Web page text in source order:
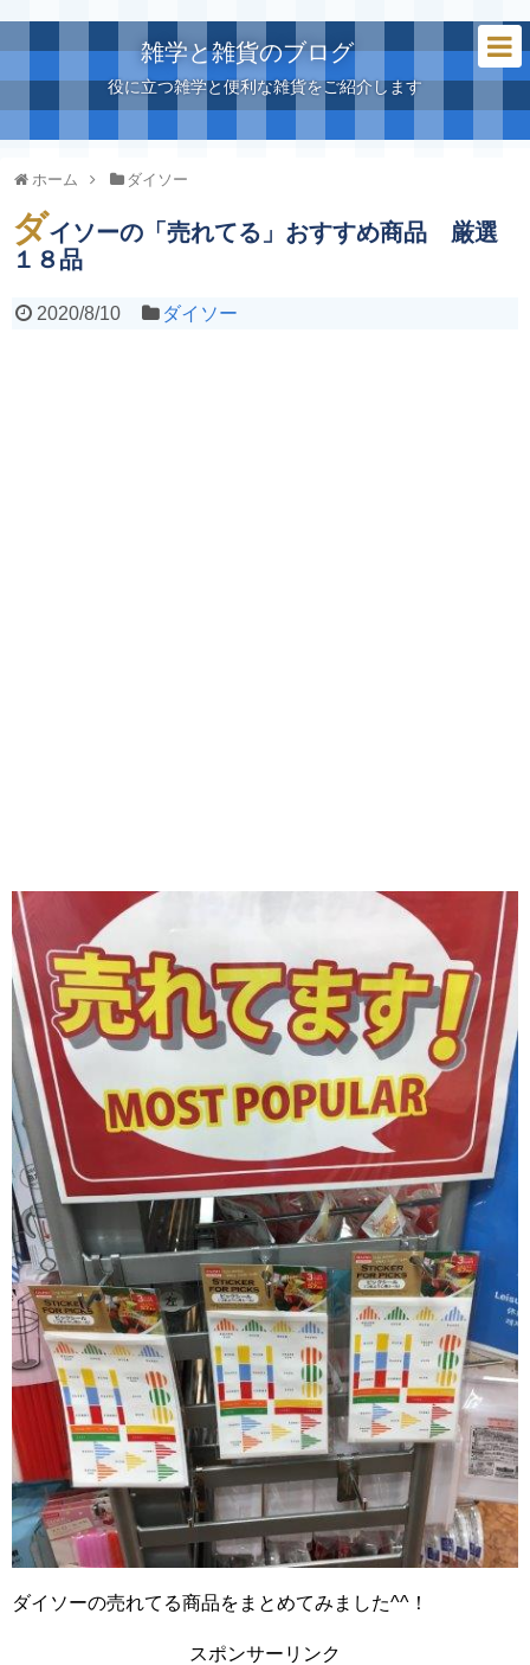
雑学と雑貨のブログ
役に立つ雑学と便利な雑貨をご紹介します
ホーム ダイソー
ダイソーの「売れてる」おすすめ商品 厳選
１８品
2020/8/10 ダイソー
ダイソーの売れてる商品をまとめてみました^^！
スポンサーリンク